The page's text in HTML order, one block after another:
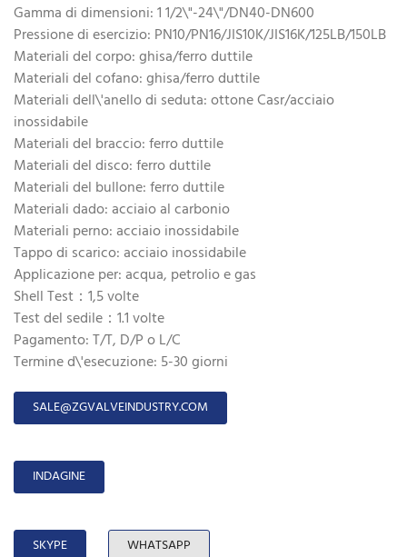
Gamma di dimensioni: 1 1/2\"-24\"/DN40-DN600
Pressione di esercizio: PN10/PN16/JIS10K/JIS16K/125LB/150LB
Materiali del corpo: ghisa/ferro duttile
Materiali del cofano: ghisa/ferro duttile
Materiali dell\'anello di seduta: ottone Casr/acciaio
inossidabile
Materiali del braccio: ferro duttile
Materiali del disco: ferro duttile
Materiali del bullone: ​​ferro duttile
Materiali dado: acciaio al carbonio
Materiali perno: acciaio inossidabile
Tappo di scarico: acciaio inossidabile
Applicazione per: acqua, petrolio e gas
Shell Test：1,5 volte
Test del sedile：1.1 volte
Pagamento: T/T, D/P o L/C
Termine d\'esecuzione: 5-30 giorni
SALE@ZGVALVEINDUSTRY.COM
INDAGINE
SKYPE WHATSAPP